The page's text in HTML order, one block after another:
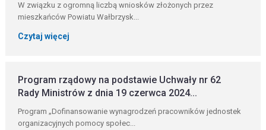
W związku z ogromną liczbą wniosków złożonych przez
mieszkańców Powiatu Wałbrzysk...
Czytaj więcej
Program rządowy na podstawie Uchwały nr 62
Rady Ministrów z dnia 19 czerwca 2024...
Program „Dofinansowanie wynagrodzeń pracowników jednostek
organizacyjnych pomocy społec...